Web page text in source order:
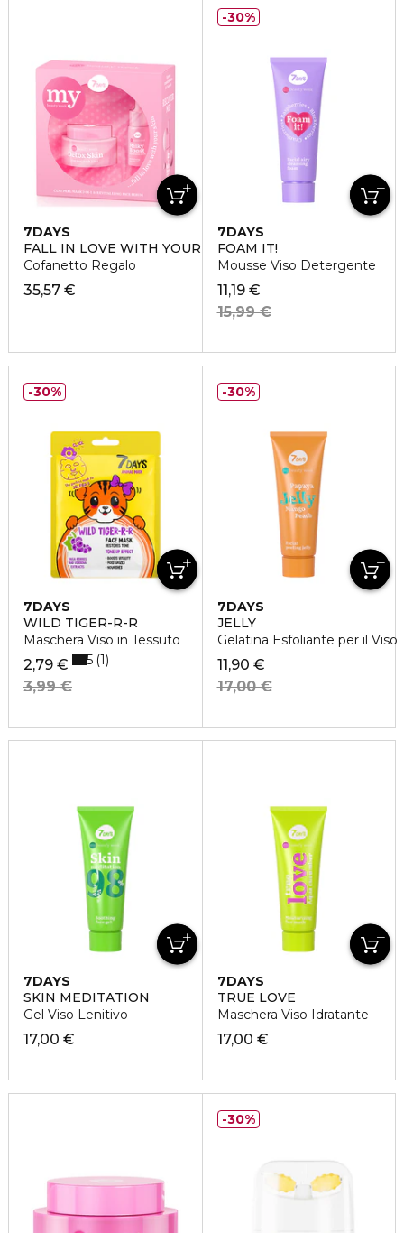
7DAYS
FALL IN LOVE WITH YOUR SKIN
Cofanetto Regalo
35,57 €
7DAYS
FOAM IT!
Mousse Viso Detergente
11,19 €
15,99 €
30%
7DAYS
WILD TIGER-R-R
Maschera Viso in Tessuto
2,79 €
3,99 €
5 1
30%
7DAYS
JELLY
Gelatina Esfoliante per il Viso
11,90 €
17,00 €
30%
7DAYS
SKIN MEDITATION
Gel Viso Lenitivo
17,00 €
7DAYS
TRUE LOVE
Maschera Viso Idratante
17,00 €
30%